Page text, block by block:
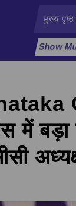
मुख्य पृष्ठ
Show
में बड़ा